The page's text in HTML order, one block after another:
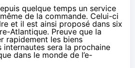
quelque temps un service
de la commande. Celui-ci
et il est ainsi proposé dans six
Atlantique. Preuve que la
rapidement les biens
internautes sera la prochaine
dans le monde de l’e-